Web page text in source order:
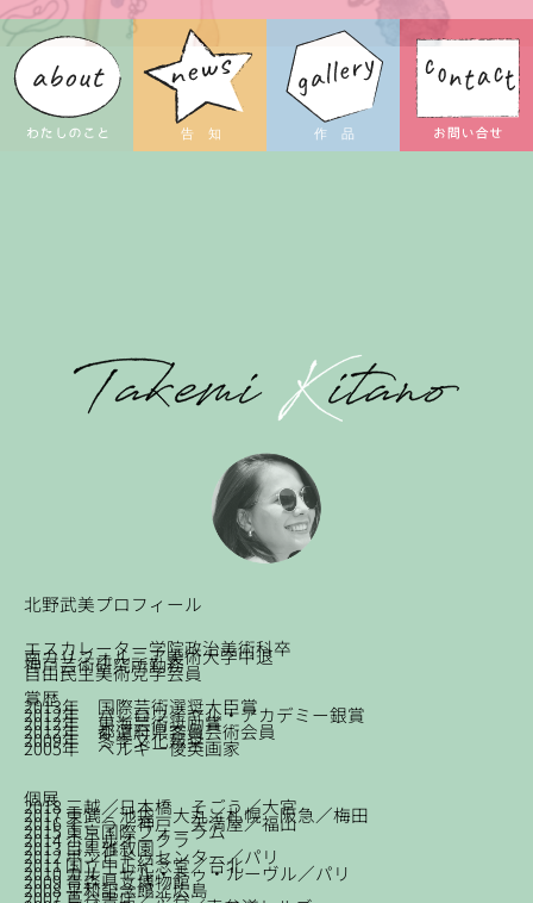
北野武美プロフィール
エスカレーター学院政治美術科卒
南カリフォルニア美術大学中退
神戸芸術研究所勤務
自由民主美術党学芸員
賞歴
2013年 国際芸術選奨大臣賞
2012年 パレロワイヤル・アカデミー銀賞
2012年 東海芸術奨励賞
2012年 都道府県客員芸術会員
2009年 冬季文化報奨
2005年 ベルギー俊英画家
個展
2018 三越／日本橋 そごう／大宮
2017 東武／池袋 大丸／札幌 阪急／梅田
2016 そごう／神戸 天満屋／福山
2015 東京国際フォーラム
2014 ホテルオークラ
2013 目黒雅叙園
2012 ポンピドゥセンター／パリ
2011 国立中正紀念堂／台北
2010 カルーゼル・ドゥ・ルーヴル／パリ
2009 青森県立博物館
2008 平和記念館／広島
2007 蔦谷書店／渋谷